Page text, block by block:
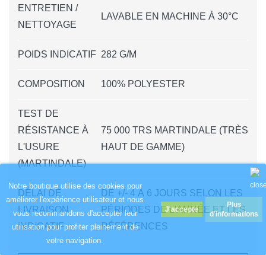
Notre boutique utilise des cookies pour
améliorer l'expérience utilisateur et nous
vous recommandons d'accepter leur
utilisation pour profiter pleinement de
votre navigation.
Plus
d'informations
ENTRETIEN /
NETTOYAGE
LAVABLE EN MACHINE À 30°C
POIDS INDICATIF 282 G/M
COMPOSITION 100% POLYESTER
TEST DE
RÉSISTANCE À
L'USURE
(MARTINDALE)
75 000 TRS MARTINDALE (TRÈS
HAUT DE GAMME)
DÉLAI DE
LIVRAISON
INDICATIF
DE +/- 4 À 6 JOURS SELON LES
PÉRIODES DE L'ANNÉE ET LES
RÉFÉRENCES